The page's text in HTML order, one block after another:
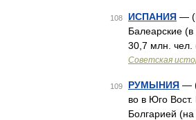
108 ИСПАНИЯ —
Балеарские
30,7 млн. чел.
Советская
109 РУМЫНИЯ —
во в Юго
Болгарией